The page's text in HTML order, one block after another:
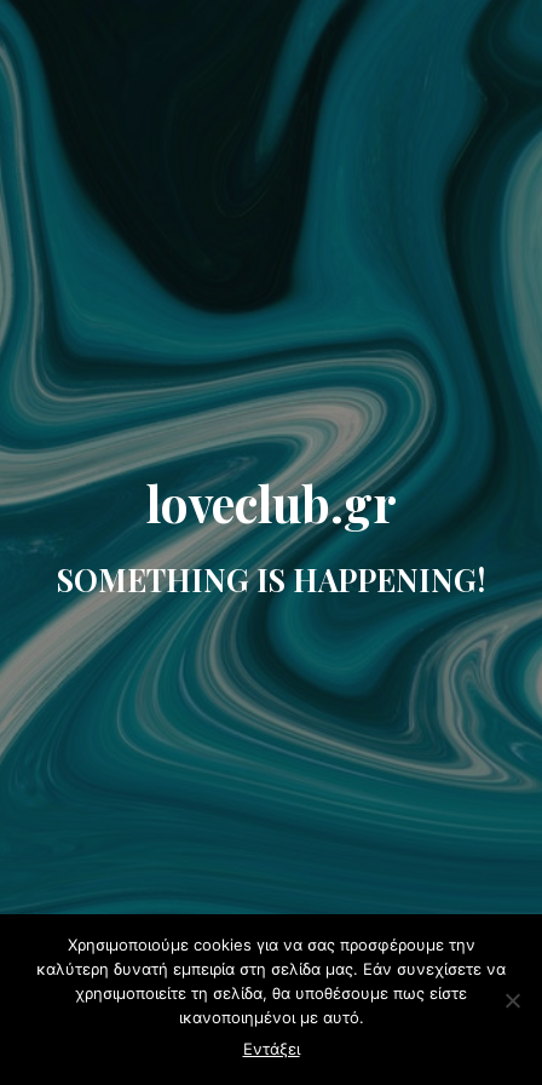
loveclub.gr
SOMETHING IS HAPPENING!
Χρησιμοποιούμε cookies για να σας προσφέρουμε την
καλύτερη δυνατή εμπειρία στη σελίδα μας. Εάν συνεχίσετε να
χρησιμοποιείτε τη σελίδα, θα υποθέσουμε πως είστε
ικανοποιημένοι με αυτό.
Εντάξει